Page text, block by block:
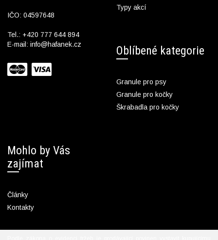
IČO: 04597648
Tel.: +420 777 644 894
E-mail: info@hafanek.cz
Typy akcí
Oblíbené kategorie
Granule pro psy
Granule pro kočky
Škrabadla pro kočky
Mohlo by Vás
zajímat
Články
Kontakty